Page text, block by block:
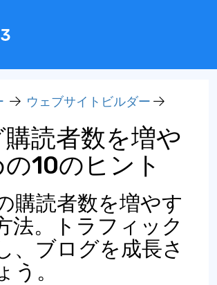
ウェブサイトビルダー
読者数を増や
10のヒント
購読者数を増やす
法。トラフィック
、ブログを成長さ
う。